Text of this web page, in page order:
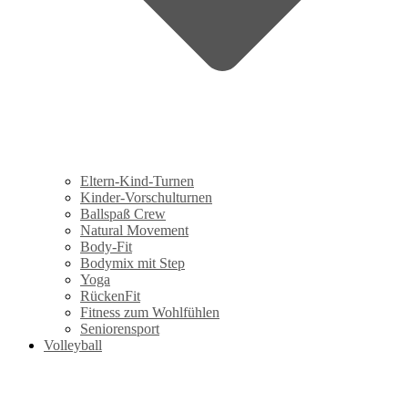
Eltern-Kind-Turnen
Kinder-Vorschulturnen
Ballspaß Crew
Natural Movement
Body-Fit
Bodymix mit Step
Yoga
RückenFit
Fitness zum Wohlfühlen
Seniorensport
Volleyball